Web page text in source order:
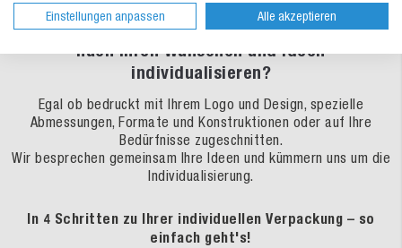
Sie möchten dieses oder ein anderes Produkt
nach Ihren Wünschen und Ideen
individualisieren?
Egal ob bedruckt mit Ihrem Logo und Design, spezielle
Abmessungen, Formate und Konstruktionen oder auf Ihre
Bedürfnisse zugeschnitten.
Wir besprechen gemeinsam Ihre Ideen und kümmern uns um die
Individualisierung.
In 4 Schritten zu Ihrer individuellen Verpackung – so
einfach geht's!
Einstellungen anpassen Alle akzeptieren